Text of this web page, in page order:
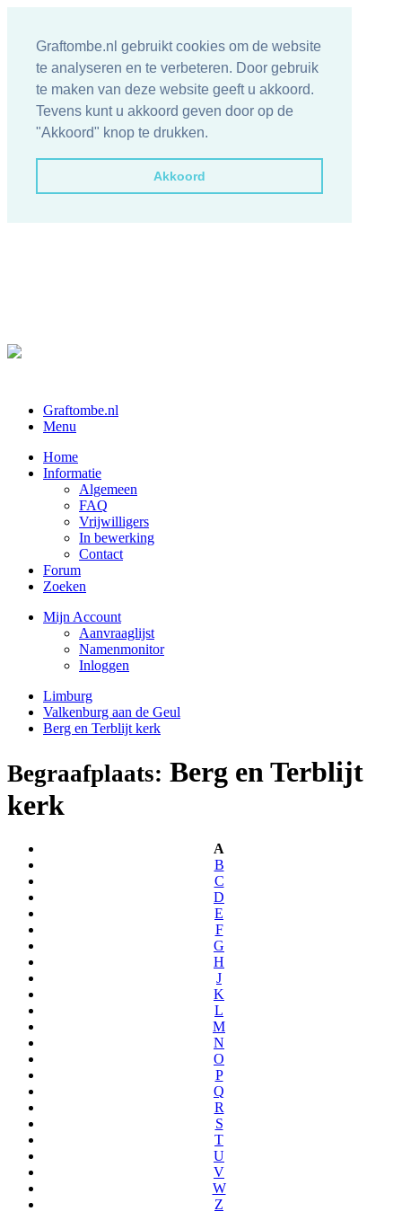
Graftombe.nl gebruikt cookies om de website
te analyseren en te verbeteren. Door gebruik
te maken van deze website geeft u akkoord.
Tevens kunt u akkoord geven door op de
"Akkoord" knop te drukken.
Akkoord
Graftombe.nl
Menu
Home
Informatie
Algemeen
FAQ
Vrijwilligers
In bewerking
Contact
Forum
Zoeken
Mijn Account
Aanvraaglijst
Namenmonitor
Inloggen
Limburg
Valkenburg aan de Geul
Berg en Terblijt kerk
Begraafplaats: Berg en Terblijt
kerk
A
B
C
D
E
F
G
H
J
K
L
M
N
O
P
Q
R
S
T
U
V
W
Z